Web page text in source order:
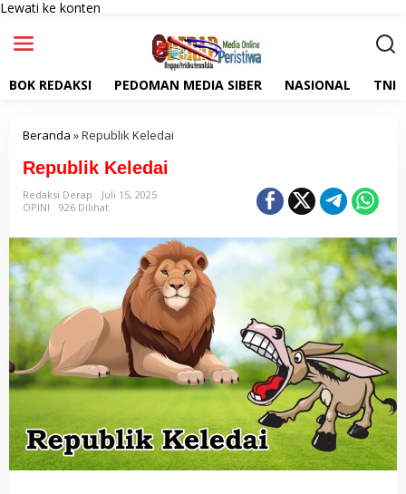
Lewati ke konten
BOK REDAKSI PEDOMAN MEDIA SIBER NASIONAL TNI
Beranda »Republik Keledai
Republik Keledai
Redaksi Derap
Juli 15, 2025
OPINI
926 Dilihat